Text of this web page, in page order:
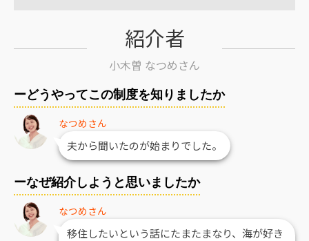
紹介者
小木曽 なつめさん
ーどうやってこの制度を知りましたか
なつめさん
夫から聞いたのが始まりでした。
ーなぜ紹介しようと思いましたか
なつめさん
移住したいという話にたまたまなり、海が好き